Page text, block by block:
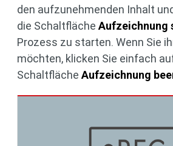
den aufzunehmenden Inhalt
die Schaltfläche Aufzeichnung
Prozess zu starten. Wenn Sie
möchten, klicken Sie einfach
Schaltfläche Aufzeichnung